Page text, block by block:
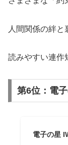
人間関係の絆と
読みやすい連作
第6位：電
電子の星